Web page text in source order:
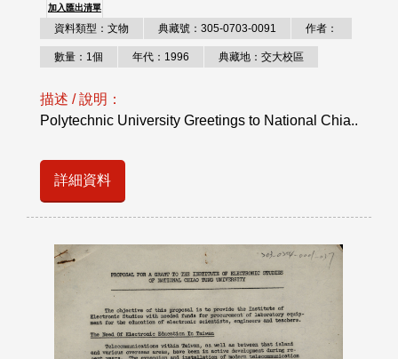
加入匯出清單
資料類型：文物 典藏號：305-0703-0091 作者：
數量：1個 年代：1996 典藏地：交大校區
描述 / 說明：
Polytechnic University Greetings to National Chia..
詳細資料